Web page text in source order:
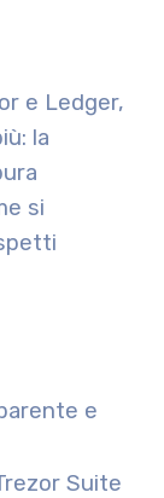
e Ledger,
la
si
e
Suite